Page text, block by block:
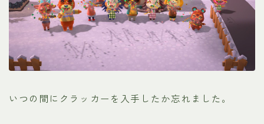
いつの間にクラッカーを入手したか忘れました。